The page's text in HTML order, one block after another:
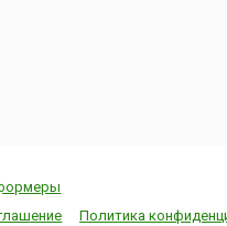
Политика